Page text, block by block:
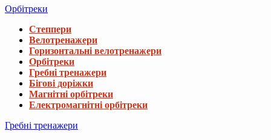
Орбітреки
Степпери
Велотренажери
Горизонтальні велотренажери
Орбітреки
Гребні тренажери
Бігові доріжки
Магнітні орбітреки
Електромагнітні орбітреки
Гребні тренажери